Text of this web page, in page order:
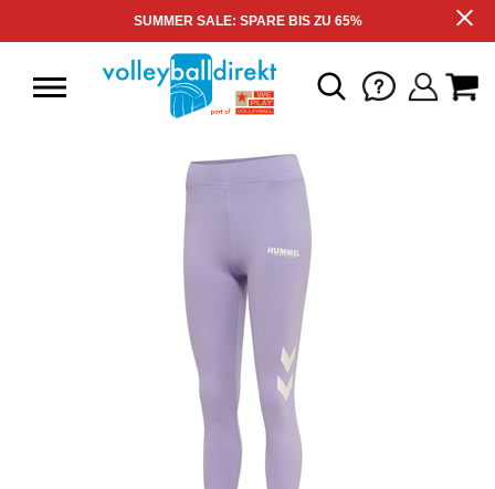
SUMMER SALE: SPARE BIS ZU 65%